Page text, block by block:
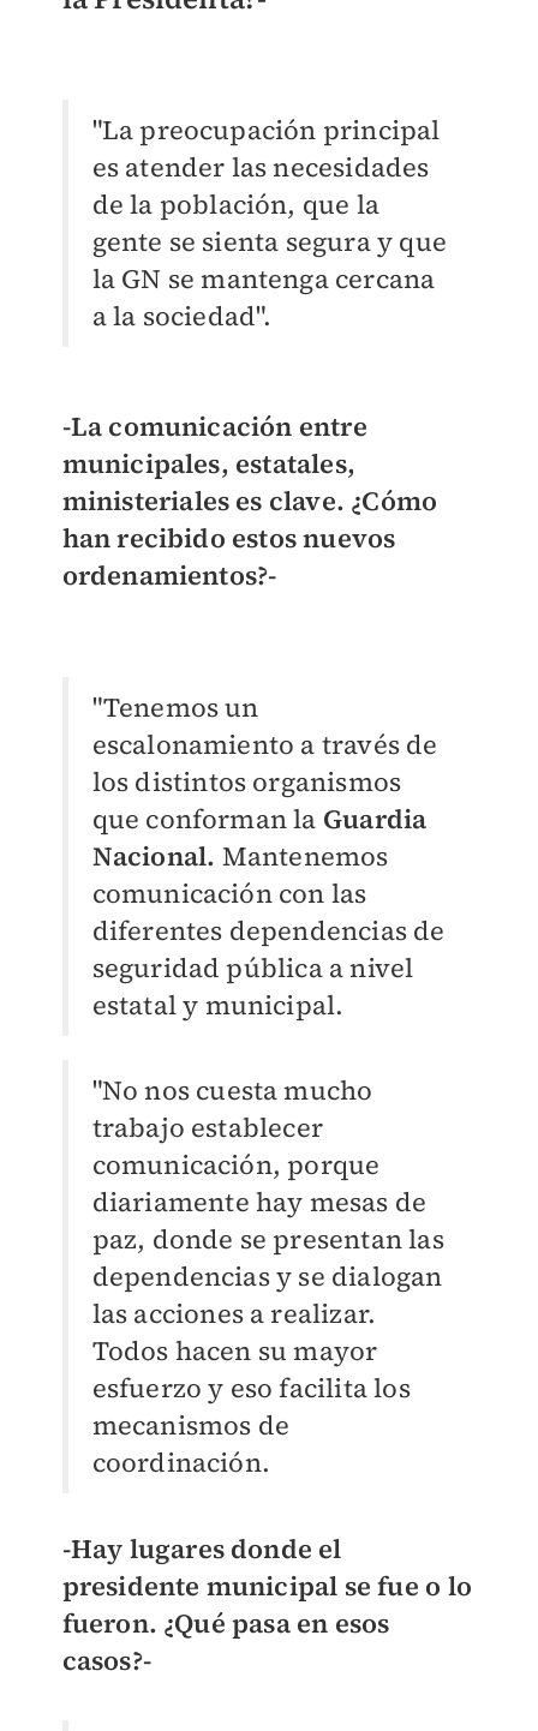
"La preocupación principal
es atender las necesidades
de la población, que la
gente se sienta segura y que
la GN se mantenga cercana
a la sociedad".
-La comunicación entre
municipales, estatales,
ministeriales es clave. ¿Cómo
han recibido estos nuevos
ordenamientos?-
"Tenemos un
escalonamiento a través de
los distintos organismos
que conforman la Guardia
Nacional. Mantenemos
comunicación con las
diferentes dependencias de
seguridad pública a nivel
estatal y municipal.
"No nos cuesta mucho
trabajo establecer
comunicación, porque
diariamente hay mesas de
paz, donde se presentan las
dependencias y se dialogan
las acciones a realizar.
Todos hacen su mayor
esfuerzo y eso facilita los
mecanismos de
coordinación.
-Hay lugares donde el
presidente municipal se fue o lo
fueron. ¿Qué pasa en esos
casos?-